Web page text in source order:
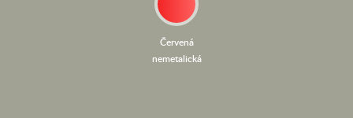
Červená
nemetalická